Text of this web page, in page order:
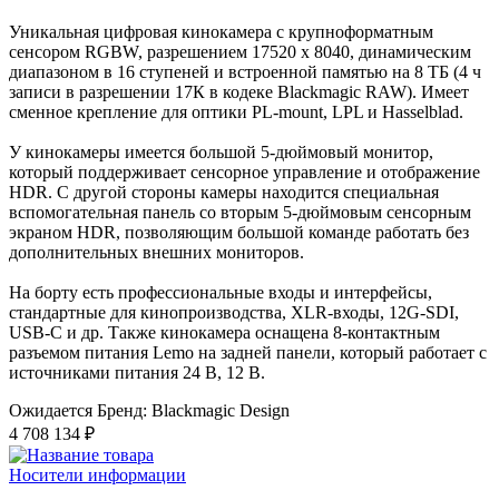
Уникальная цифровая кинокамера с крупноформатным
сенсором RGBW, разрешением 17520 x 8040, динамическим
диапазоном в 16 ступеней и встроенной памятью на 8 ТБ (4 ч
записи в разрешении 17К в кодеке Blackmagic RAW). Имеет
сменное крепление для оптики PL-mount, LPL и Hasselblad.
У кинокамеры имеется большой 5-дюймовый монитор,
который поддерживает сенсорное управление и отображение
HDR. С другой стороны камеры находится специальная
вспомогательная панель со вторым 5-дюймовым сенсорным
экраном HDR, позволяющим большой команде работать без
дополнительных внешних мониторов.
На борту есть профессиональные входы и интерфейсы,
стандартные для кинопроизводства, XLR-входы, 12G-SDI,
USB-C и др. Также кинокамера оснащена 8-контактным
разъемом питания Lemo на задней панели, который работает с
источниками питания 24 В, 12 В.
Ожидается Бренд: Blackmagic Design
4 708 134 ₽
Носители информации